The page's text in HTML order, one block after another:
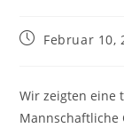
BeitragFebruar 10,
Wir zeigten eine
Mannschaftliche